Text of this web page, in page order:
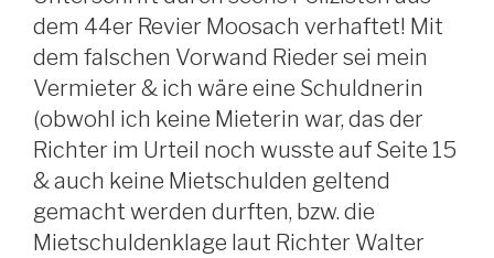
dem 44er Revier Moosach verhaftet! Mit
dem falschen Vorwand Rieder sei mein
Vermieter & ich wäre eine Schuldnerin
(obwohl ich keine Mieterin war, das der
Richter im Urteil noch wusste auf Seite 15
& auch keine Mietschulden geltend
gemacht werden durften, bzw. die
Mietschuldenklage laut Richter Walter